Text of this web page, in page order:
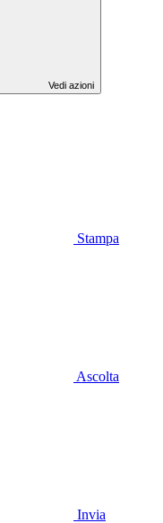
Vedi azioni
Stampa
Ascolta
Invia